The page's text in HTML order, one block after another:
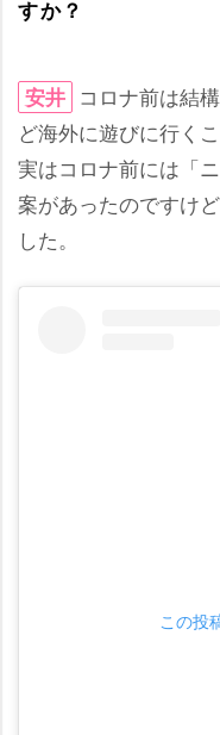
すか？
安井 コロナ前は結
ど海外に遊びに行く
実はコロナ前には「
案があったのですけ
した。
この投